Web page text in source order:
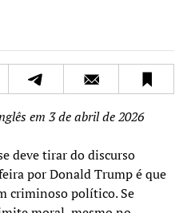
em 3 de abril de 2026
deve tirar do discurso
por Donald Trump é que
criminoso político. Se